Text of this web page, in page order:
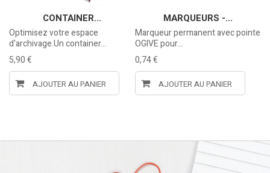
CONTAINER...
Optimisez votre espace
d'archivage.Un container...
5,90 €
AJOUTER AU PANIER
MARQUEURS -...
Marqueur permanent avec pointe
OGIVE pour...
0,74 €
AJOUTER AU PANIER